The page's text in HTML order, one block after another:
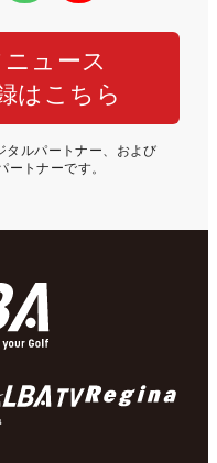
ュース
はこちら
タルパートナー、および
ートナーです。